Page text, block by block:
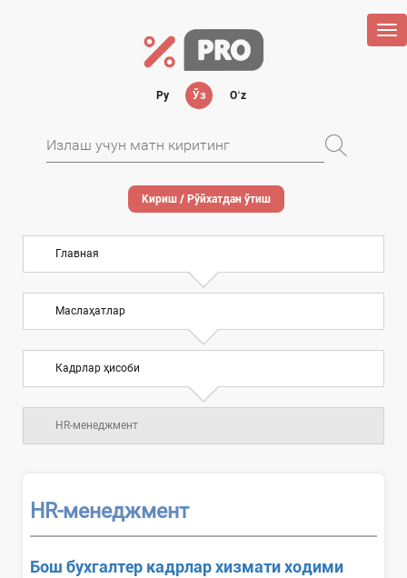
Ру Ўз Oʻz
Кириш / Рўйхатдан ўтиш
Главная
Маслаҳатлар
Кадрлар ҳисоби
HR-менеджмент
HR-менеджмент
Бош бухгалтер кадрлар хизмати ходими